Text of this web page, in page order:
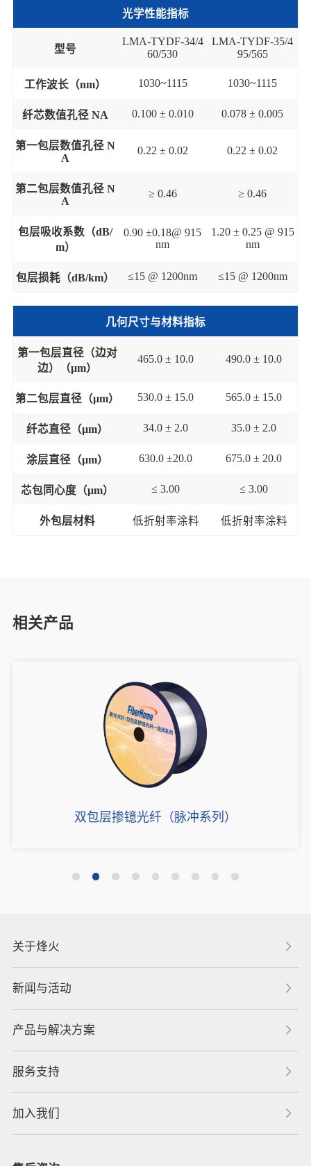
光学性能指标
型号
LMA-TYDF-34/4
60/530
LMA-TYDF-35/4
95/565
工作波长 （nm） 1030~1115 1030~1115
纤芯数值孔径 NA 0.100 ± 0.010 0.078±0.005
第一包层数值孔径 N
A
0.22 ± 0.02 0.22 ± 0.02
第二包层数值孔径 N
A
≥ 0.46 ≥ 0.46
包层吸收系数（dB/
m）
0.90 ±0.18@ 915
nm
1.20 ± 0.25 @ 915
nm
包层损耗 （dB/km） ≤15 @ 1200nm ≤15 @ 1200nm
几何尺寸与材料指标
第一包层直径（边对
边）（μm）
465.0 ± 10.0 490.0 ± 10.0
第二包层直径（μm） 530.0 ± 1 5.0 565.0 ± 1 5.0
纤芯直径（μm） 34.0 ± 2.0 35.0 ± 2.0
涂层直径（μm） 630.0 ±20.0 675.0 ± 20.0
芯包同心度（μm） ≤ 3.00 ≤ 3.00
外包层材料 低折射率涂料 低折射率涂料
相关产品
双包层掺镱光纤（脉冲系列）
关于烽火
新闻与活动
产品与解决方案
服务支持
加入我们